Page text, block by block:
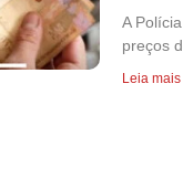
A
preços
Leia mais